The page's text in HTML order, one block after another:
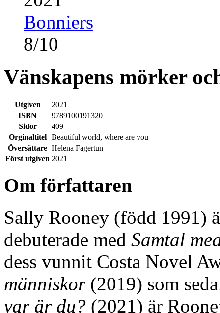
Bonniers
8/10
Vänskapens mörker
Utgiven
2021
ISBN
9789100191320
Sidor
409
Orginaltitel
Beautiful world, where are you
Översättare Helena Fagertun
Först utgiven 2021
Om författaren
Sally Rooney (född 1991)
debuterade med Samtal
dess vunnit Costa Novel
människor(2019) som
var är du? (2021) är